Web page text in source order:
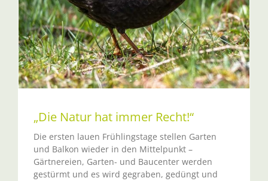
„Die Natur hat immer Recht!“
Die ersten lauen Frühlingstage stellen Garten
und Balkon wieder in den Mittelpunkt –
Gärtnereien, Garten- und Baucenter werden
gestürmt und es wird gegraben, gedüngt und